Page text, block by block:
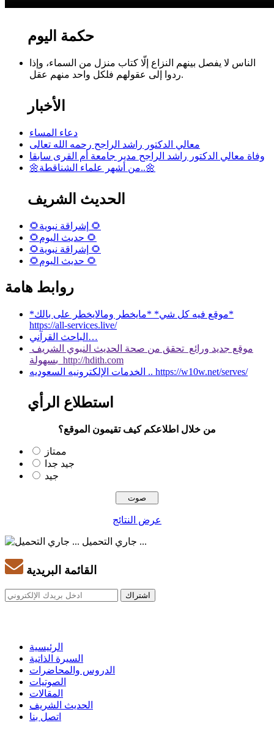
حكمة اليوم
الناس لا يفصل بينهم النزاع إلّا كتاب منزل من السماء، وإذا
ردوا إلى عقولهم فلكل واحد منهم عقل.
الأخبار
دعاء المساء
معالي الدكتور راشد الراجح رحمه الله تعالى
وفاة معالي الدكتور راشد الراجح مدير جامعة أم القرى سابقا
🌼من أشهر علماء الشناقطة..🌼
الحديث الشريف
🌻إشراقة نبوية 🌻
🌻حديث اليوم 🌻
🌻إشراقة نبوية 🌻
🌻حديث اليوم 🌻
روابط هامة
*موقع فيه كل شي* *مايخطر ومالايخطر على بالك*
https://all-services.live/
الباحث القرآني…
موقع جديد ورائع تحقق من صحة الحديث النبوي الشريف
بسهولة http://hdith.com
الخدمات الإلكترونيه السعوديه .. https://w10w.net/serves/
استطلاع الرأي
من خلال اطلاعكم كيف تقيمون الموقع؟
ممتاز
جيد جدا
جيد
عرض النتائج
جاري التحميل ...
القائمة البريدية
الرئيسية
السيرة الذاتية
الدروس والمحاضرات
الصوتيات
المقالات
الحديث الشريف
اتصل بنا